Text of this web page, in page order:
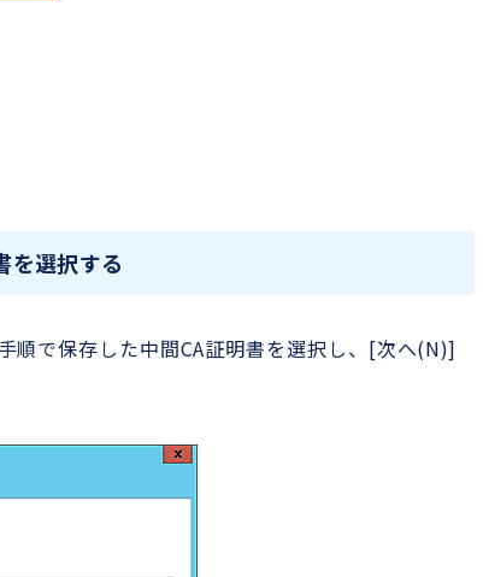
を選択する
順で保存した中間CA証明書を選択し、[次へ(N)]